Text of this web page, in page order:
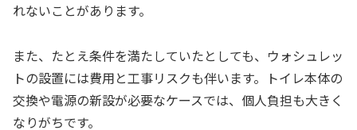
れないことがあります。
また、たとえ条件を満たしていたとしても、ウォシュレッ
トの設置には費用と工事リスクも伴います。トイレ本体の
交換や電源の新設が必要なケースでは、個人負担も大きく
なりがちです。